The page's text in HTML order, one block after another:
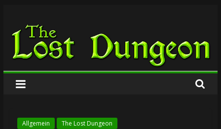
springen
The
Lost
Dungeon
Allgemein The Lost Dungeon